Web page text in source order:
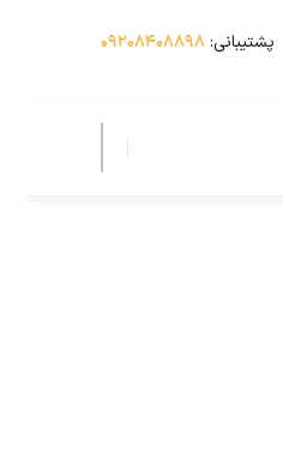
پشتیبانی:۰۹۲۰۸۴۰۸۸۹۸